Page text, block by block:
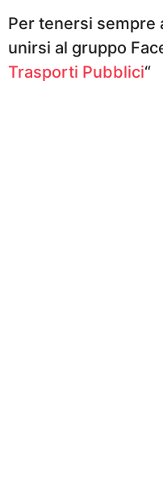
Per tenersi sempre
unirsi al gruppo
Trasporti Pubblici“